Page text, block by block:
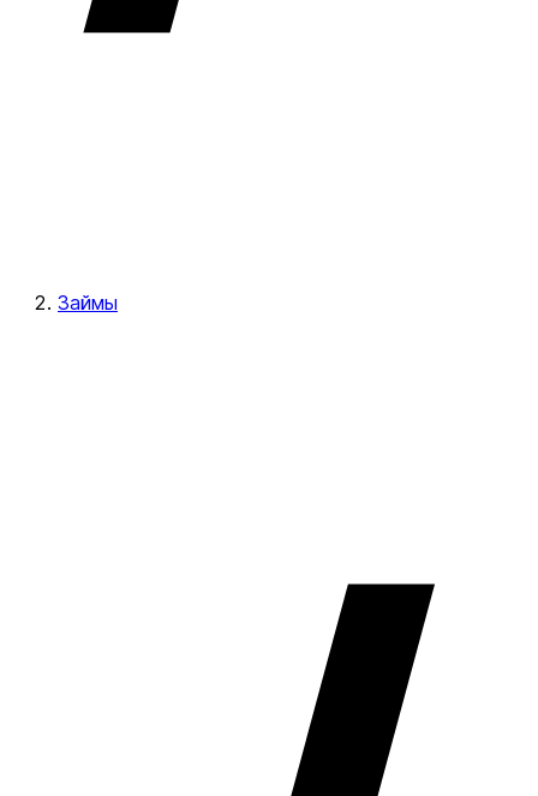
Займы